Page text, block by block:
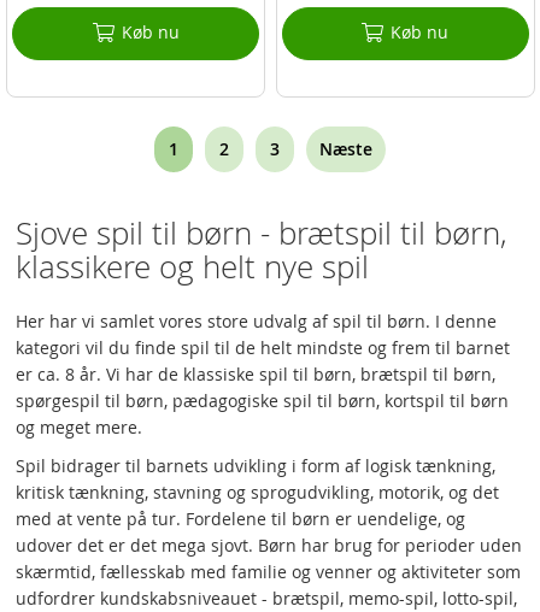
Køb nu Køb nu
Page
You're
reading
page
1 Page
2 Page
3 Næste
Sjove spil til børn - brætspil til børn,
klassikere og helt nye spil
Her har vi samlet vores store udvalg af spil til børn. I denne
kategori vil du finde spil til de helt mindste og frem til barnet
er ca. 8 år. Vi har de klassiske spil til børn, brætspil til børn,
spørgespil til børn, pædagogiske spil til børn, kortspil til børn
og meget mere.
Spil bidrager til barnets udvikling i form af logisk tænkning,
kritisk tænkning, stavning og sprogudvikling, motorik, og det
med at vente på tur. Fordelene til børn er uendelige, og
udover det er det mega sjovt. Børn har brug for perioder uden
skærmtid, fællesskab med familie og venner og aktiviteter som
udfordrer kundskabsniveauet - brætspil, memo-spil, lotto-spil,